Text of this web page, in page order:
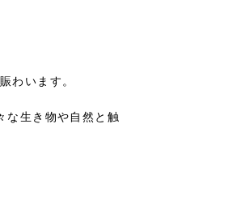
わいます。
な生き物や自然と触